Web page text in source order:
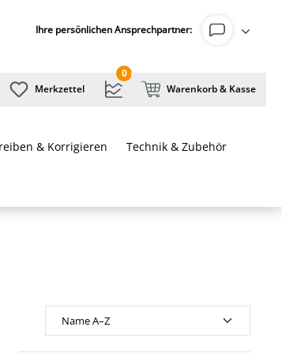
Ihre persönlichen Ansprechpartner:
Merkzettel
0
Warenkorb & Kasse
& Korrigieren Technik & Zubehör